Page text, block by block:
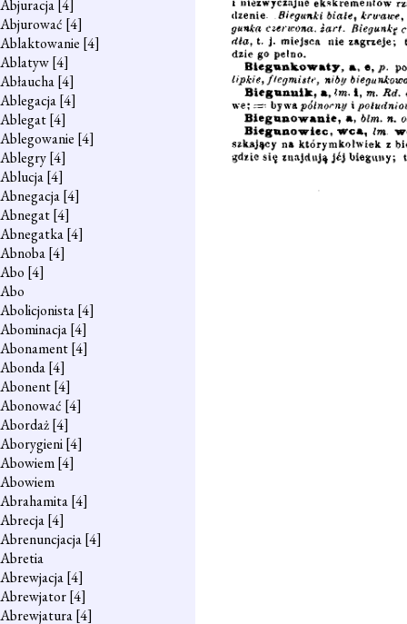
Abjuracja[4]
Abjurować [4]
Ablaktowanie [4]
Ablatyw[4]
Abłaucha[4]
Ablegacja[4]
Ablegat[4]
Ablegowanie [4]
Ablegry[4]
Ablucja[4]
Abnegacja[4]
Abnegat[4]
Abnegatka[4]
Abnoba[4]
Abo [4]
Abo
Abolicjonista[4]
Abominacja[4]
Abonament[4]
Abonda[4]
Abonent[4]
Abonować [4]
Abordaż[4]
Aborygieni[4]
Abowiem[4]
Abowiem
Abrahamita[4]
Abrecja[4]
Abrenuncjacja[4]
Abretia
Abrewjacja[4]
Abrewjator[4]
Abrewjatura[4]